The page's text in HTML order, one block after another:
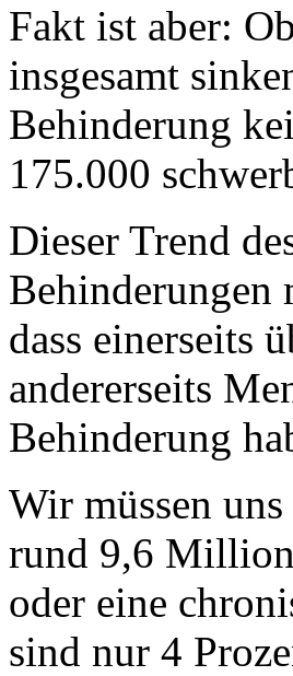
Fakt ist aber:
insgesamt
Behinderung
175.000
Dieser Trend
Behinderungen
dass einerseits
andererseits
Behinderung
Wir müssen
rund 9,6
oder eine
sind nur 4